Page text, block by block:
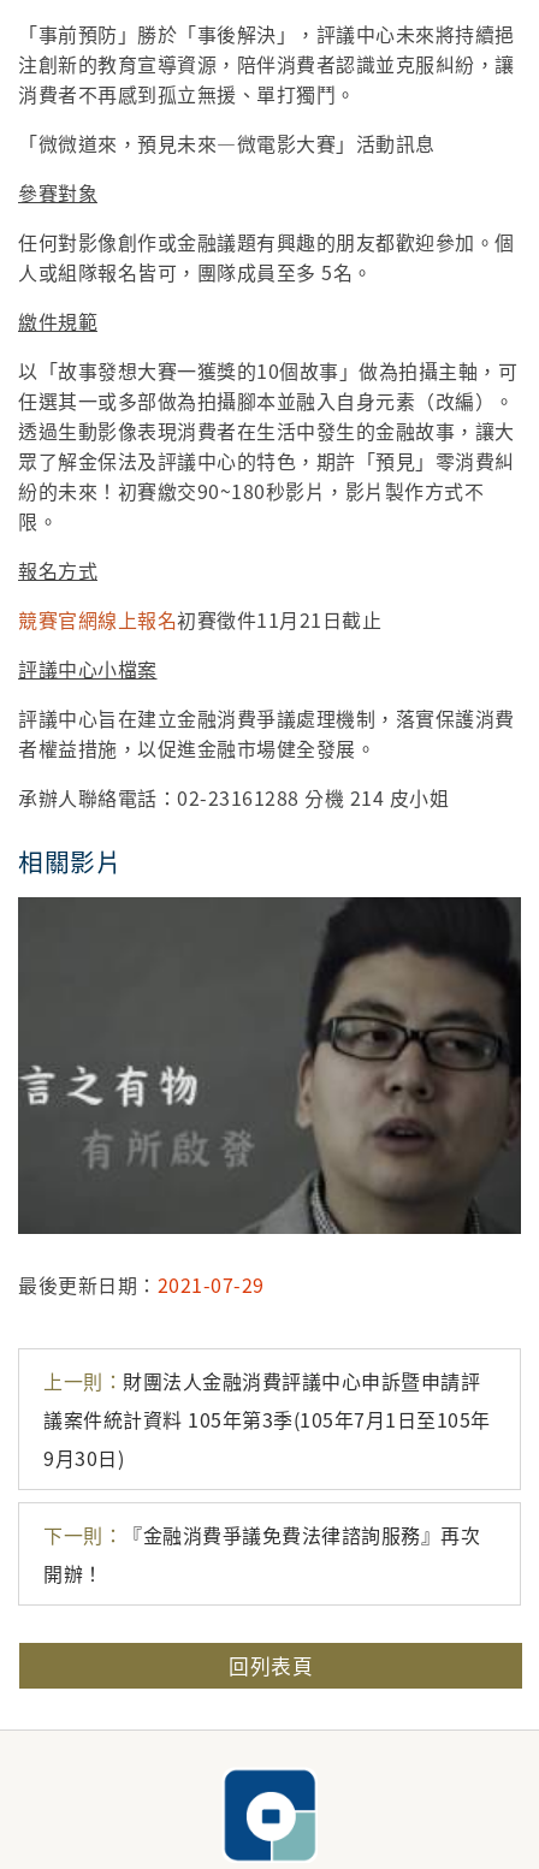
「事前預防」勝於「事後解決」，評議中心未來將持續挹
注創新的教育宣導資源，陪伴消費者認識並克服糾紛，讓
消費者不再感到孤立無援、單打獨鬥。
「微微道來，預見未來—微電影大賽」活動訊息
參賽對象
任何對影像創作或金融議題有興趣的朋友都歡迎參加。個
人或組隊報名皆可，團隊成員至多 5名。
繳件規範
以「故事發想大賽一獲獎的10個故事」做為拍攝主軸，可
任選其一或多部做為拍攝腳本並融入自身元素（改編）。
透過生動影像表現消費者在生活中發生的金融故事，讓大
眾了解金保法及評議中心的特色，期許「預見」零消費糾
紛的未來！初賽繳交90~180秒影片，影片製作方式不
限。
報名方式
競賽官網線上報名初賽徵件11月21日截止
評議中心小檔案
評議中心旨在建立金融消費爭議處理機制，落實保護消費
者權益措施，以促進金融市場健全發展。
承辦人聯絡電話：02-23161288 分機 214 皮小姐
相關影片
最後更新日期： 2021-07-29
上一則： 財團法人金融消費評議中心申訴暨申請評
議案件統計資料 105年第3季(105年7月1日至105年
9月30日)
下一則：
『金融消費爭議免費法律諮詢服務』再次
開辦！
回列表頁